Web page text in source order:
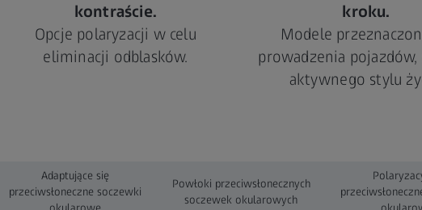
kontraście.
Opcje polaryzacji w celu
eliminacji odblasków.
kroku.
Modele
prowadzenia
aktywnego stylu
Adaptujące się
przeciwsłoneczne soczewki
Powłoki przeciwsłonecznych
soczewek okularowych